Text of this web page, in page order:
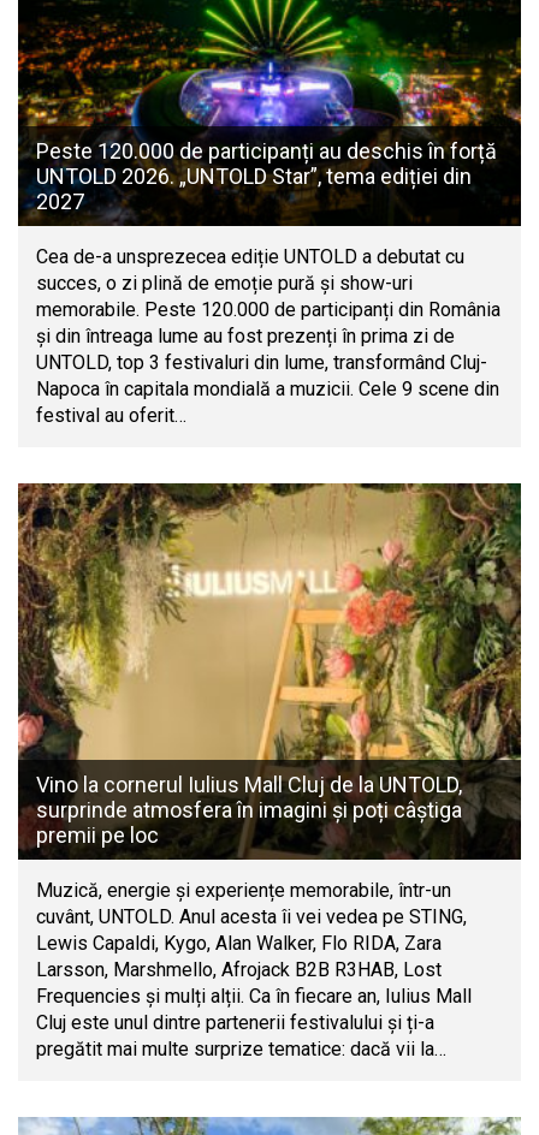
Peste 120.000 de participanți au deschis în forță
UNTOLD 2026. „UNTOLD Star”, tema ediției din
2027
Cea de-a unsprezecea ediție UNTOLD a debutat cu
succes, o zi plină de emoție pură și show-uri
memorabile. Peste 120.000 de participanți din România
și din întreaga lume au fost prezenți în prima zi de
UNTOLD, top 3 festivaluri din lume, transformând Cluj-
Napoca în capitala mondială a muzicii. Cele 9 scene din
festival au oferit…
Vino la cornerul Iulius Mall Cluj de la UNTOLD,
surprinde atmosfera în imagini și poți câștiga
premii pe loc
Muzică, energie și experiențe memorabile, într-un
cuvânt, UNTOLD. Anul acesta îi vei vedea pe STING,
Lewis Capaldi, Kygo, Alan Walker, Flo RIDA, Zara
Larsson, Marshmello, Afrojack B2B R3HAB, Lost
Frequencies și mulți alții. Ca în fiecare an, Iulius Mall
Cluj este unul dintre partenerii festivalului și ți-a
pregătit mai multe surprize tematice: dacă vii la…